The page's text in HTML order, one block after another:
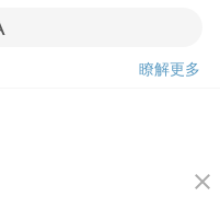
瞭解更多
close